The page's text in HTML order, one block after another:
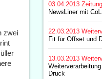
zwei
03.04.2013
NewsLiner mit
22.03.2013
Fit für Offset und
13.03.2013
Druck